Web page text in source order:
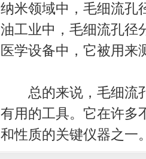
纳米领域中，毛细流孔
油工业中，毛细流孔径
医学设备中，它被用来
总的来说，毛细流孔
有用的工具。它在许多
和性质的关键仪器之一